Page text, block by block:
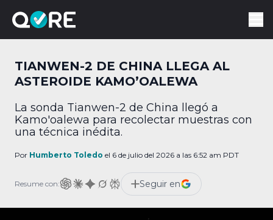
TIANWEN-2 DE CHINA LLEGA AL
ASTEROIDE KAMO’OALEWA
La sonda Tianwen-2 de China llegó a
Kamo'oalewa para recolectar muestras con
una técnica inédita.
Por Humberto Toledo el 6 de julio del 2026 a las 6:52 am PDT
Resume con: Seguir en